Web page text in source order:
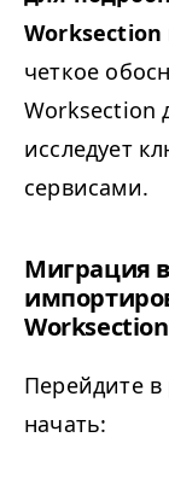
Worksection
четкое
Worksection
исследует
сервисами.
Миграция
Перейдите в
начать: